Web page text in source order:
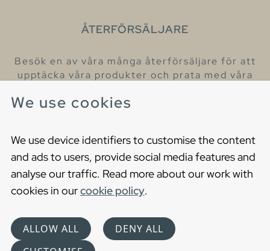
We use cookies
We use device identifiers to customise the content
and ads to users, provide social media features and
analyse our traffic. Read more about our work with
cookies in ourcookie policy.
ALLOW ALL
DENY ALL
ÅTERFÖRSÄLJARE
Besök en av våra många återförsäljare för att
upptäcka våra produkter och prata med våra
Cookies
Privacy statement
Choose language